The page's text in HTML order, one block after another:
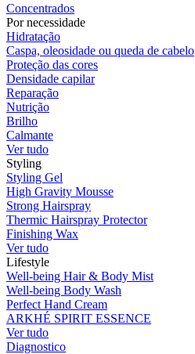
Concentrados
Por necessidade
Hidratação
Caspa, oleosidade ou queda de cabelo
Proteção das cores
Densidade capilar
Reparação
Nutrição
Brilho
Calmante
Ver tudo
Styling
Styling Gel
High Gravity Mousse
Strong Hairspray
Thermic Hairspray Protector
Finishing Wax
Ver tudo
Lifestyle
Well-being Hair & Body Mist
Well-being Body Wash
Perfect Hand Cream
ARKHÉ SPIRIT ESSENCE
Ver tudo
Diagnostico